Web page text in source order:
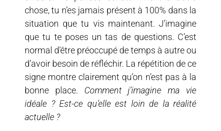
chose, tu n’es jamais présent à 100% dans la
situation que tu vis maintenant. J’imagine
que tu te poses un tas de questions. C’est
normal d’être préoccupé de temps à autre ou
d’avoir besoin de réfléchir. La répétition de ce
signe montre clairement qu’on n’est pas à la
bonne place. Comment j’imagine ma vie
idéale ? Est-ce qu’elle est loin de la réalité
actuelle ?